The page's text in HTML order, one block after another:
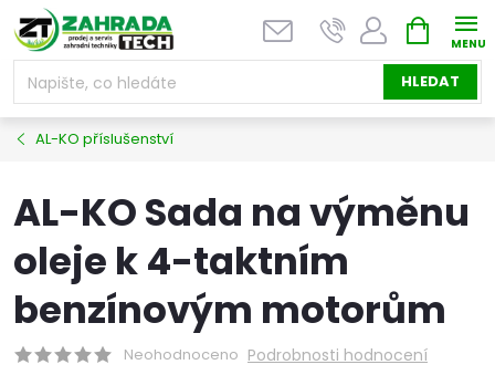
Přejít
na
obsah
HLEDAT
NÁKUPNÍ
KOŠÍK
AL-KO příslušenství
AL-KO Sada na výměnu
oleje k 4-taktním
benzínovým motorům
Neohodnoceno Podrobnosti hodnocení